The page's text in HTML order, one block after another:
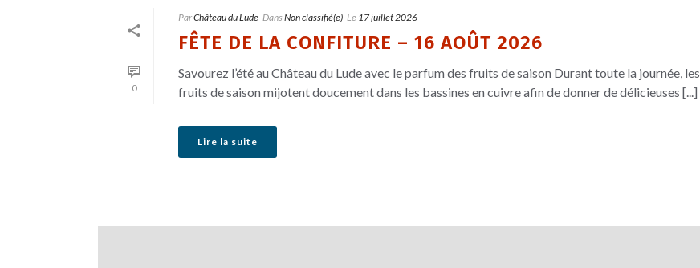
0
ParChâteau du Lude DansNon classifié(e) Le 17 juillet 2026
FÊTE DE LA CONFITURE – 16 AOÛT 2026
Savourez l’été au Château du Lude avec le parfum des fruits de saison Durant toute la journée, les
fruits de saison mijotent doucement dans les bassines en cuivre afin de donner de délicieuses [...]
Lire la suite